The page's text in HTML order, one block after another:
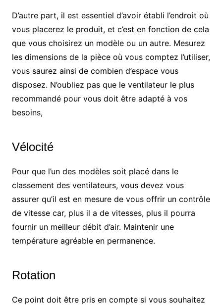
D’autre part, il est essentiel d’avoir établi l’endroit où
vous placerez le produit, et c’est en fonction de cela
que vous choisirez un modèle ou un autre. Mesurez
les dimensions de la pièce où vous comptez l’utiliser,
vous saurez ainsi de combien d’espace vous
disposez. N’oubliez pas que le ventilateur le plus
recommandé pour vous doit être adapté à vos
besoins,
Vélocité
Pour que l’un des modèles soit placé dans le
classement des ventilateurs, vous devez vous
assurer qu’il est en mesure de vous offrir un contrôle
de vitesse car, plus il a de vitesses, plus il pourra
fournir un meilleur débit d’air. Maintenir une
température agréable en permanence.
Rotation
Ce point doit être pris en compte si vous souhaitez